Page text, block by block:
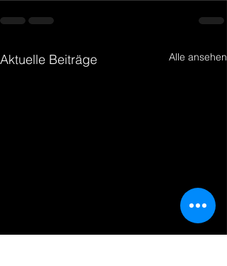
Aktuelle Beiträge Alle ansehen